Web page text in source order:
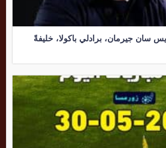
سان جيرمان، برادلي باكولا، خليفةً